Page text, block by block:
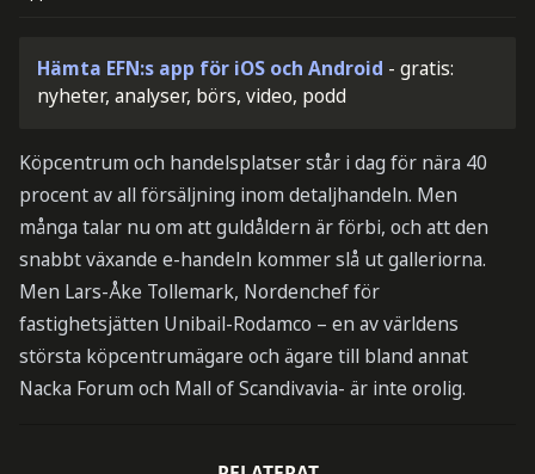
Hämta EFN:s app för iOS och Android - gratis:
nyheter, analyser, börs, video, podd
Köpcentrum och handelsplatser står i dag för nära 40
procent av all försäljning inom detaljhandeln. Men
många talar nu om att guldåldern är förbi, och att den
snabbt växande e-handeln kommer slå ut galleriorna.
Men Lars-Åke Tollemark, Nordenchef för
fastighetsjätten Unibail-Rodamco – en av världens
största köpcentrumägare och ägare till bland annat
Nacka Forum och Mall of Scandivavia- är inte orolig.